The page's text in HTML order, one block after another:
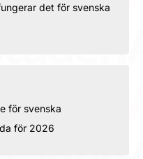
det för svenska
för svenska
för 2026